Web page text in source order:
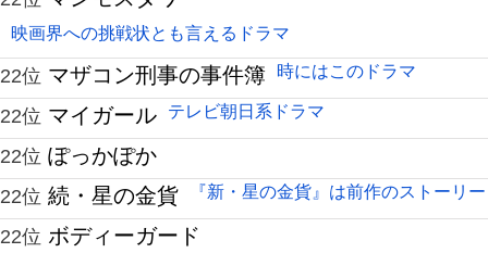
映画界への挑戦状とも言えるドラマ
22位 マザコン刑事の事件簿 時にはこのドラマ
22位 マイガール テレビ朝日系ドラマ
22位 ぽっかぽか
22位 続・星の金貨 『新・星の金貨』は前作のストーリー
22位 ボディーガード